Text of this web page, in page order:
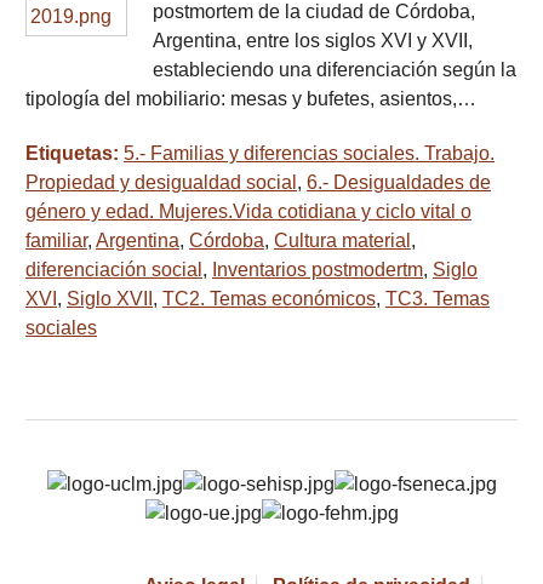
postmortem de la ciudad de Córdoba,
Argentina, entre los siglos XVI y XVII,
estableciendo una diferenciación según la
tipología del mobiliario: mesas y bufetes, asientos,…
Etiquetas: 5.- Familias y diferencias sociales. Trabajo.
Propiedad y desigualdad social , 6.- Desigualdades de
género y edad. Mujeres.Vida cotidiana y ciclo vital o
familiar, Argentina, Córdoba, Cultura material ,
diferenciación social , Inventarios postmodertm, Siglo
XVI , Siglo XVII , TC2. Temas económicos, TC3. Temas
sociales